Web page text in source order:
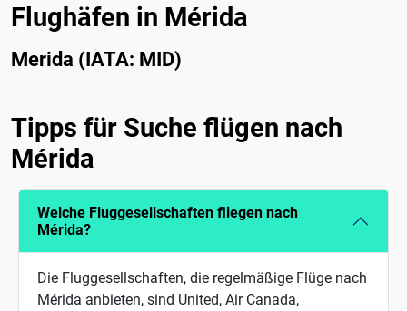
Flughäfen in Mérida
Merida (IATA: MID)
Tipps für Suche flügen nach
Mérida
Welche Fluggesellschaften fliegen nach
Mérida?
Die Fluggesellschaften, die regelmäßige Flüge nach
Mérida anbieten, sind United, Air Canada,